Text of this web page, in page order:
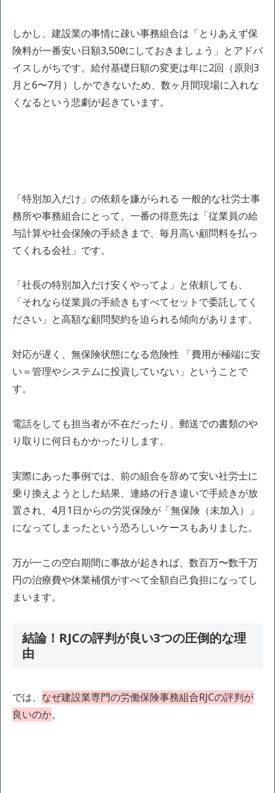
しかし、建設業の事情に疎い事務組合は「とりあえず保
険料が一番安い日額3,500円にしておきましょう」とアドバ
イスしがちです。給付基礎日額の変更は年に2回（原則3
月と6〜7月）しかできないため、数ヶ月間現場に入れな
くなるという悲劇が起きています。
「特別加入だけ」の依頼を嫌がられる 一般的な社労士事
務所や事務組合にとって、一番の得意先は「従業員の給
与計算や社会保険の手続きまで、毎月高い顧問料を払っ
てくれる会社」です。
「社長の特別加入だけ安くやってよ」と依頼しても、
「それなら従業員の手続きもすべてセットで委託してく
ださい」と高額な顧問契約を迫られる傾向があります。
対応が遅く、無保険状態になる危険性 「費用が極端に安
い＝管理やシステムに投資していない」ということで
す。
電話をしても担当者が不在だったり、郵送での書類のや
り取りに何日もかかったりします。
実際にあった事例では、前の組合を辞めて安い社労士に
乗り換えようとした結果、連絡の行き違いで手続きが放
置され、4月1日からの労災保険が「無保険（未加入）」
になってしまったという恐ろしいケースもありました。
万が一この空白期間に事故が起きれば、数百万〜数千万
円の治療費や休業補償がすべて全額自己負担になってし
まいます。
結論！RJCの評判が良い3つの圧倒的な理
由
では、 なぜ建設業専門の労働保険事務組合RJCの評判が
良いのか。